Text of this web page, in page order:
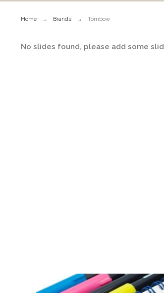
No slides found, please add some
Home Brands Tombow